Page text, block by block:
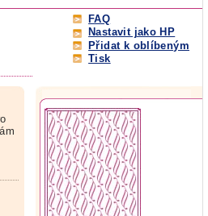
FAQ
Nastavit jako HP
Přidat k oblíbeným
Tisk